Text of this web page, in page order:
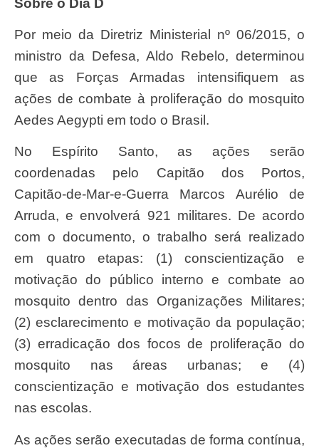
Por meio da Diretriz Ministerial nº 06/2015, o
ministro da Defesa, Aldo Rebelo, determinou
que as Forças Armadas intensifiquem as
ações de combate à proliferação do mosquito
Aedes Aegypti em todo o Brasil.
No Espírito Santo, as ações serão
coordenadas pelo Capitão dos Portos,
Capitão-de-Mar-e-Guerra Marcos Aurélio de
Arruda, e envolverá 921 militares. De acordo
com o documento, o trabalho será realizado
em quatro etapas: (1) conscientização e
motivação do público interno e combate ao
mosquito dentro das Organizações Militares;
(2) esclarecimento e motivação da população;
(3) erradicação dos focos de proliferação do
mosquito nas áreas urbanas; e (4)
conscientização e motivação dos estudantes
nas escolas.
As ações serão executadas de forma contínua,